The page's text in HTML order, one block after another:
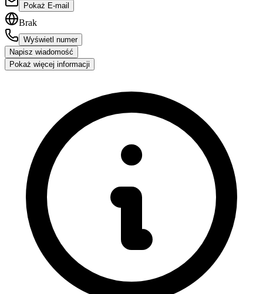
Pokaż E-mail
Brak
Wyświetl numer
Napisz wiadomość
Pokaż więcej informacji